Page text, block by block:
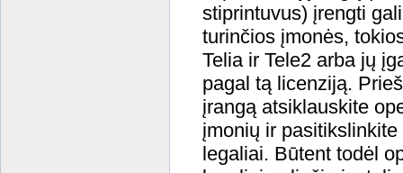
stiprintuvus) įrengti
turinčios įmonės,
Telia ir Tele2 arba jų
pagal tą licenziją.
įrangą atsiklauskite
įmonių ir
legaliai. Būtent todėl